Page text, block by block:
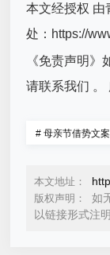
本文经授权 由
处：https://
《免责声明》
请联系我们 。
# 母亲节借势文案
本文地址：
版权声明：
如
以链接形式注